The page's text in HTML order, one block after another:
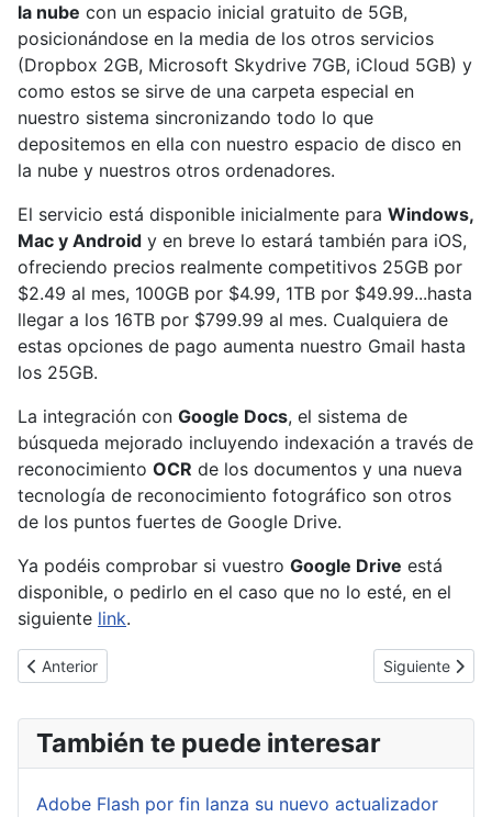
la nube con un espacio inicial gratuito de 5GB,
posicionándose en la media de los otros servicios
(Dropbox 2GB, Microsoft Skydrive 7GB, iCloud 5GB) y
como estos se sirve de una carpeta especial en
nuestro sistema sincronizando todo lo que
depositemos en ella con nuestro espacio de disco en
la nube y nuestros otros ordenadores.
El servicio está disponible inicialmente para Windows,
Mac y Android y en breve lo estará también para iOS,
ofreciendo precios realmente competitivos 25GB por
$2.49 al mes, 100GB por $4.99, 1TB por $49.99...hasta
llegar a los 16TB por $799.99 al mes. Cualquiera de
estas opciones de pago aumenta nuestro Gmail hasta
los 25GB.
La integración con Google Docs, el sistema de
búsqueda mejorado incluyendo indexación a través de
reconocimiento OCR de los documentos y una nueva
tecnología de reconocimiento fotográfico son otros
de los puntos fuertes de Google Drive.
Ya podéis comprobar si vuestro Google Drive está
disponible, o pedirlo en el caso que no lo esté, en el
siguiente link.
Artículo anterior: Microsoft corrige la vulnerabilidad 0-day de
Anterior Artículo
Siguiente
También te puede interesar
Adobe Flash por fin lanza su nuevo actualizador